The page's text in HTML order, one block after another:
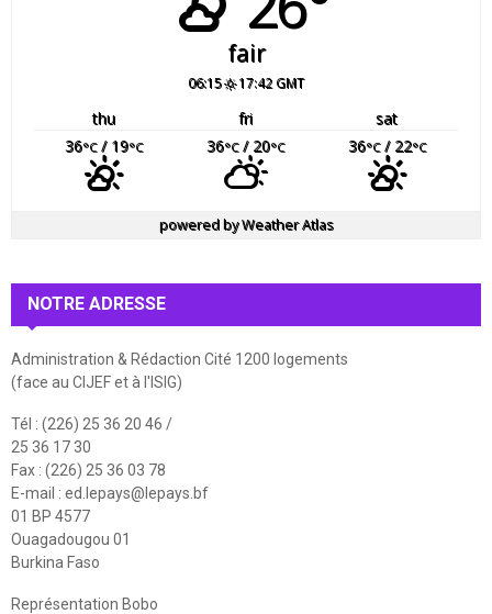
fair
06:15 17:42 GMT
thu fri
sat
36°C/ 19°C 36°C/ 20°C 36°C/ 22°C
powered byWeather Atlas
NOTRE ADRESSE
Administration & Rédaction Cité 1200 logements
(face au CIJEF et à l'ISIG)
Tél : (226) 25 36 20 46 /
25 36 17 30
Fax : (226) 25 36 03 78
E-mail : ed.lepays@lepays.bf
01 BP 4577
Ouagadougou 01
Burkina Faso
Représentation Bobo